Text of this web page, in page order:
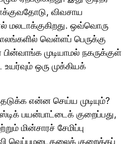
விவசாய
மலடாக்குகிறது. ஒவ்வொரு
வெள்ளப் பெருக்கு
முடியாமல் நகருக்குள்
ஒரு முக்கியக்
என்ன செய்ய முடியும்?
பயன்பாட்டைக் குறைப்பது,
மின்சாரச் சேமிப்பு
வெப்பமடைதலைக் குறைக்கப்